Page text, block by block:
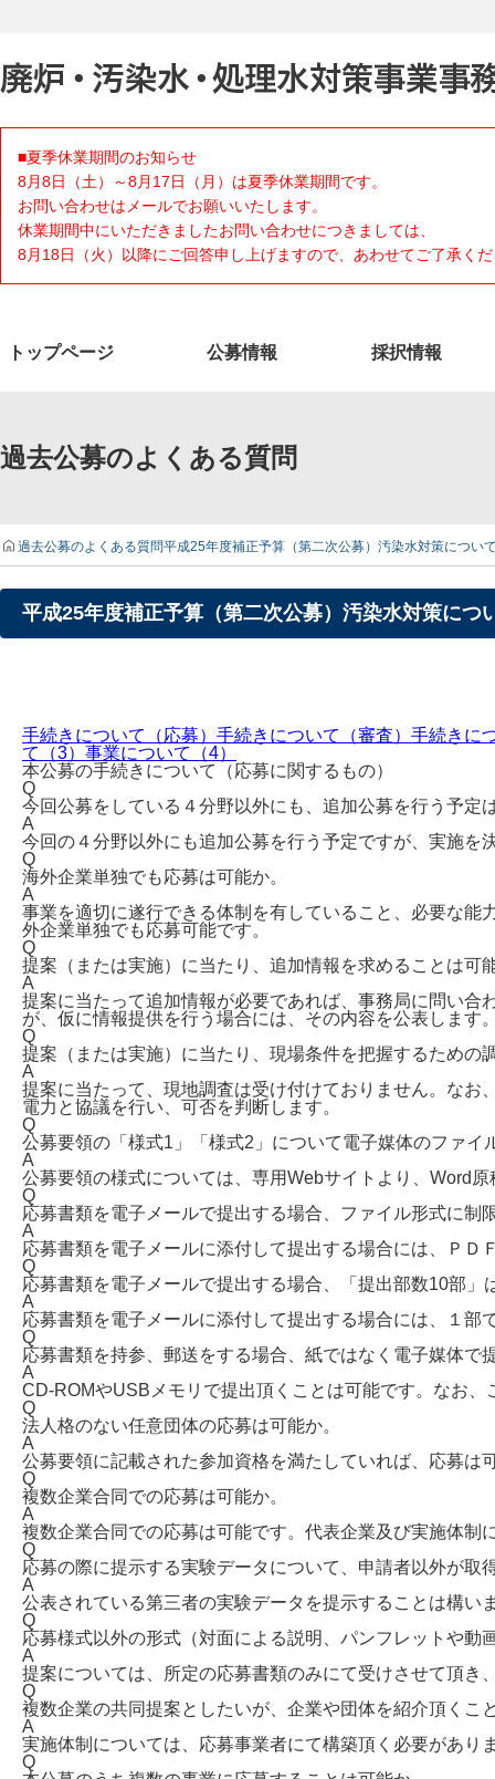
■夏季休業期間のお知らせ
8月8日（土）～8月17日（月）は夏季休業期間です。
お問い合わせはメールでお願いいたします。
休業期間中にいただきましたお問い合わせにつきましては、
8月18日（火）以降にご回答申し上げますので、あわせてご了承く
トップページ 公募情報 採択情報
過去公募のよくある質問
過去公募のよくある質問平成25年度補正予算（第二次公募）汚染水対策につい
平成25年度補正予算（第二次公募）汚染水対策につ
手続きについて（応募） 手続きについて（審査） 手続きに
て（3） 事業について（4）
本公募の手続きについて（応募に関するもの）
Q
今回公募をしている４分野以外にも、追加公募を行う予
A
今回の４分野以外にも追加公募を行う予定ですが、実施を
Q
海外企業単独でも応募は可能か。
A
事業を適切に遂行できる体制を有していること、必要な
外企業単独でも応募可能です。
Q
提案（または実施）に当たり、追加情報を求めることは可
A
提案に当たって追加情報が必要であれば、事務局に問い
が、仮に情報提供を行う場合には、その内容を公表します
Q
提案（または実施）に当たり、現場条件を把握するための
A
提案に当たって、現地調査は受け付けておりません。な
電力と協議を行い、可否を判断します。
Q
公募要領の「様式1」「様式2」について電子媒体のファイ
A
公募要領の様式については、専用Webサイトより、Word
Q
応募書類を電子メールで提出する場合、ファイル形式に制
A
応募書類を電子メールに添付して提出する場合には、ＰＤ
Q
応募書類を電子メールで提出する場合、「提出部数10部」
A
応募書類を電子メールに添付して提出する場合には、１部
Q
応募書類を持参、郵送をする場合、紙ではなく電子媒体で
A
CD-ROMやUSBメモリで提出頂くことは可能です。なお
Q
法人格のない任意団体の応募は可能か。
A
公募要領に記載された参加資格を満たしていれば、応募は
Q
複数企業合同での応募は可能か。
A
複数企業合同での応募は可能です。代表企業及び実施体
Q
応募の際に提示する実験データについて、申請者以外が取
A
公表されている第三者の実験データを提示することは構い
Q
応募様式以外の形式（対面による説明、パンフレットや動
A
提案については、所定の応募書類のみにて受けさせて頂
Q
複数企業の共同提案としたいが、企業や団体を紹介頂くこ
A
実施体制については、応募事業者にて構築頂く必要があり
Q